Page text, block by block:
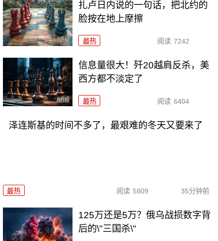
扎卢日内说的一句话，把北约的
脸按在地上摩擦
最热 阅读 7242
信息量很大！歼20越肩反杀，美
西方都不淡定了
最热 阅读 6404
泽连斯基的时间不多了，最艰难的冬天又要来了
最热 阅读 5809 35分钟前
125万还是5万？俄乌战损数字背
后的\"三国杀\"